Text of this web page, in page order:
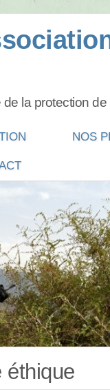
de la protection
NOS
éthique